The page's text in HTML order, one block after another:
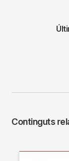
Continguts